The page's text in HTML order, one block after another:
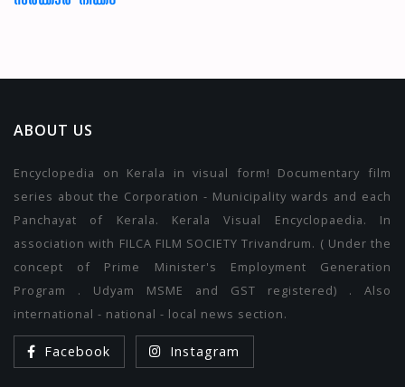
ABOUT US
Encyclopedia on Kerala in visual form! Documentary film
series about the Corporation - Municipality wards and each
Panchayat of Kerala. Kerala Visual Encyclopaedia. In
association with FILCA FILM SOCIETY Trivandrum. ( Under the
concept of Prime Minister's Employment Generation
Program . Udyam MSME and GST registered) . Also
international - national - local news section.
Facebook Instagram